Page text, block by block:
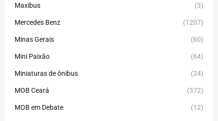
Maxibus (3)
Mercedes Benz (1207)
Minas Gerais (60)
Mini Paixão (64)
Miniaturas de ônibus (24)
MOB Ceará (372)
MOB em Debate (12)